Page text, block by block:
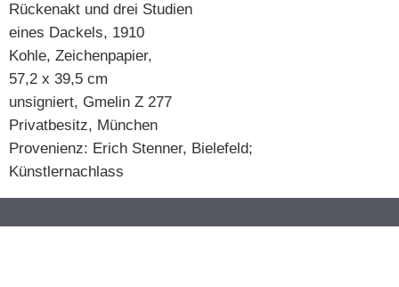
Rückenakt und drei Studien
eines Dackels, 1910
Kohle, Zeichenpapier,
57,2 x 39,5 cm
unsigniert, Gmelin Z 277
Privatbesitz, München
Provenienz: Erich Stenner, Bielefeld;
Künstlernachlass